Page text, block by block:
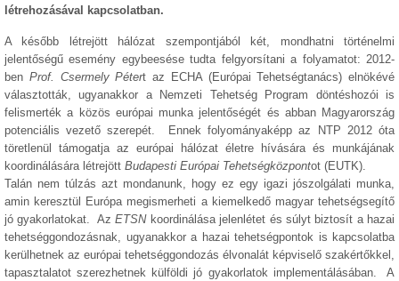
létrehozásával kapcsolatban.
A később létrejött hálózat szempontjából két, mondhatni történelmi
jelentőségű esemény egybeesése tudta felgyorsítani a folyamatot: 2012-
ben Prof. Csermely Pétert az ECHA (Európai Tehetségtanács) elnökévé
választották, ugyanakkor a Nemzeti Tehetség Program döntéshozói is
felismerték a közös európai munka jelentőségét és abban Magyarország
potenciális vezető szerepét. Ennek folyományaképp az NTP 2012 óta
töretlenül támogatja az európai hálózat életre hívására és munkájának
koordinálására létrejött Budapesti Európai Tehetségközpontot (EUTK).
Talán nem túlzás azt mondanunk, hogy ez egy igazi jószolgálati munka,
amin keresztül Európa megismerheti a kiemelkedő magyar tehetségsegítő
jó gyakorlatokat. AzETSN koordinálása jelenlétet és súlyt biztosít a hazai
tehetséggondozásnak, ugyanakkor a hazai tehetségpontok is kapcsolatba
kerülhetnek az európai tehetséggondozás élvonalát képviselő szakértőkkel,
tapasztalatot szerezhetnek külföldi jó gyakorlatok implementálásában. A